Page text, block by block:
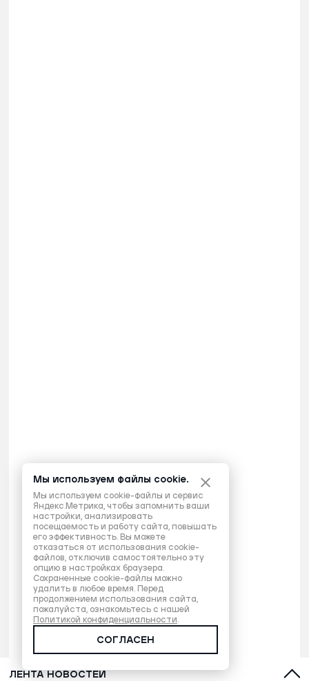
ЛЕНТА НОВОСТЕЙ
Мы используем файлы cookie.
Мы используем cookie-файлы и сервис
Яндекс.Метрика, чтобы запомнить ваши
настройки, анализировать
посещаемость и работу сайта, повышать
его эффективность. Вы можете
отказаться от использования cookie-
файлов, отключив самостоятельно эту
опцию в настройках браузера.
Сохраненные cookie-файлы можно
удалить в любое время. Перед
продолжением использования сайта,
пожалуйста, ознакомьтесь с нашей
Политикой конфиденциальности.
СОГЛАСЕН